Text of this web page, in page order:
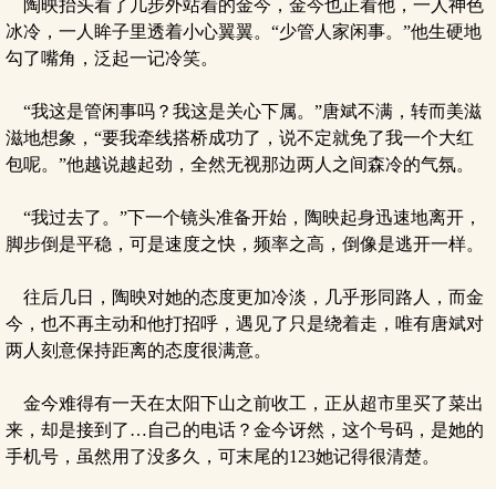
陶映抬头看了几步外站着的金今，金今也正看他，一人神色
冰冷，一人眸子里透着小心翼翼。“少管人家闲事。”他生硬地
勾了嘴角，泛起一记冷笑。
“我这是管闲事吗？我这是关心下属。”唐斌不满，转而美滋
滋地想象，“要我牵线搭桥成功了，说不定就免了我一个大红
包呢。”他越说越起劲，全然无视那边两人之间森冷的气氛。
“我过去了。”下一个镜头准备开始，陶映起身迅速地离开，
脚步倒是平稳，可是速度之快，频率之高，倒像是逃开一样。
往后几日，陶映对她的态度更加冷淡，几乎形同路人，而金
今，也不再主动和他打招呼，遇见了只是绕着走，唯有唐斌对
两人刻意保持距离的态度很满意。
金今难得有一天在太阳下山之前收工，正从超市里买了菜出
来，却是接到了…自己的电话？金今讶然，这个号码，是她的
手机号，虽然用了没多久，可末尾的123她记得很清楚。